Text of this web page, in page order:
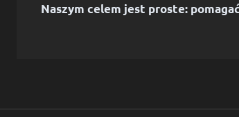
Naszym celem jest proste: